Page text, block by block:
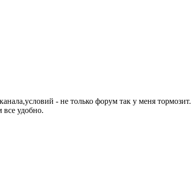
- не только форум так у меня тормозит.
удобно.